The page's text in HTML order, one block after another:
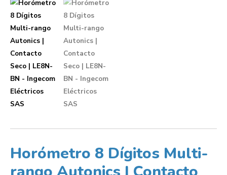
Horómetro 8 Dígitos Multi-